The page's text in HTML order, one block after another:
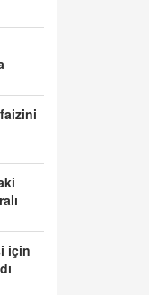
için